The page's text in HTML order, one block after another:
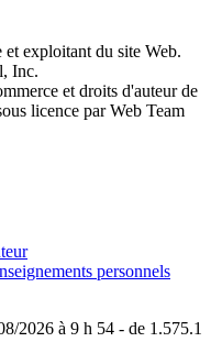
exploitant du site Web.
Inc.
et droits d'auteur de
licence par Web Team
personnels
2026 à 9 h 54 - de 1.575.1